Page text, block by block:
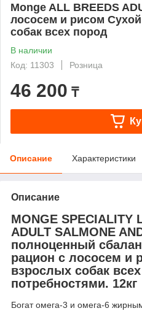
Monge ALL BREEDS
лососем и рисом
собак всех пород
В наличии
Код: 11303
Розница
46 200 ₸
Описание Характеристики
Описание
MONGE SPECIALITY
ADULT SALMONE
полноценный
рацион с лососем и
взрослых собак
потребностями. 12кг
Богат омега-3 и омега-6